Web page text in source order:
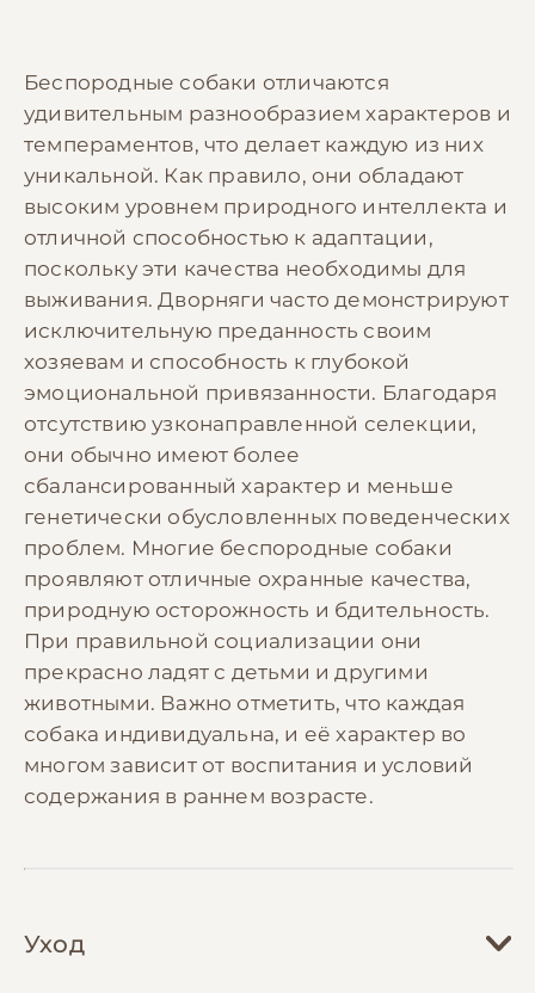
Беспородные собаки отличаются
удивительным разнообразием характеров и
темпераментов, что делает каждую из них
уникальной. Как правило, они обладают
высоким уровнем природного интеллекта и
отличной способностью к адаптации,
поскольку эти качества необходимы для
выживания. Дворняги часто демонстрируют
исключительную преданность своим
хозяевам и способность к глубокой
эмоциональной привязанности. Благодаря
отсутствию узконаправленной селекции,
они обычно имеют более
сбалансированный характер и меньше
генетически обусловленных поведенческих
проблем. Многие беспородные собаки
проявляют отличные охранные качества,
природную осторожность и бдительность.
При правильной социализации они
прекрасно ладят с детьми и другими
животными. Важно отметить, что каждая
собака индивидуальна, и её характер во
многом зависит от воспитания и условий
содержания в раннем возрасте.
Уход